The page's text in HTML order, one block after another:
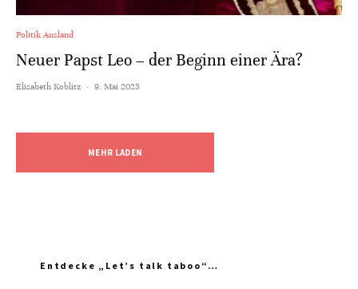
Politik Ausland
Neuer Papst Leo – der Beginn einer Ära?
Elisabeth Koblitz · 9. Mai 2025
MEHR LADEN
Entdecke „Let’s talk taboo“…